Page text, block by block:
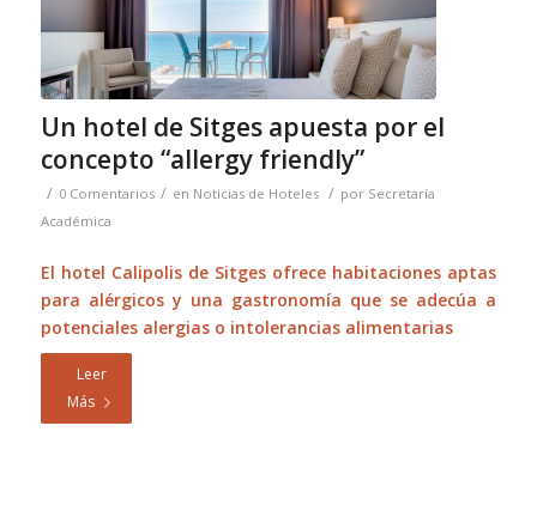
Un hotel de Sitges apuesta por el
concepto “allergy friendly”
/ 0 Comentarios / en Noticias de Hoteles / por Secretaría
Académica
El hotel Calipolis de Sitges ofrece habitaciones aptas
para alérgicos y una gastronomía que se adecúa a
potenciales alergias o intolerancias alimentarias
Leer
Más